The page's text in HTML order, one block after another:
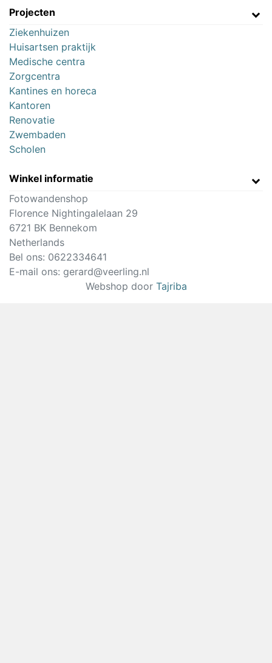
Projecten
Ziekenhuizen
Huisartsen praktijk
Medische centra
Zorgcentra
Kantines en horeca
Kantoren
Renovatie
Zwembaden
Scholen
Winkel informatie
Fotowandenshop
Florence Nightingalelaan 29
6721 BK Bennekom
Netherlands
Bel ons: 0622334641
E-mail ons: gerard@veerling.nl
Webshop door Tajriba